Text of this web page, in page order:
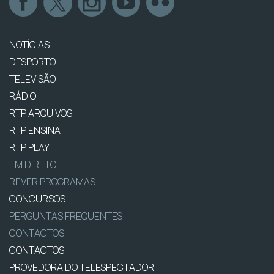
NOTÍCIAS
DESPORTO
TELEVISÃO
RÁDIO
RTP ARQUIVOS
RTP ENSINA
RTP PLAY
EM DIRETO
REVER PROGRAMAS
CONCURSOS
PERGUNTAS FREQUENTES
CONTACTOS
CONTACTOS
PROVEDORA DO TELESPECTADOR